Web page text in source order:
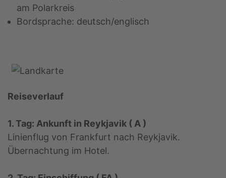
am Polarkreis
Bordsprache: deutsch/englisch
Reiseverlauf
1. Tag: Ankunft in Reykjavik ( A )
Linienflug von Frankfurt nach Reykjavik.
Übernachtung im Hotel.